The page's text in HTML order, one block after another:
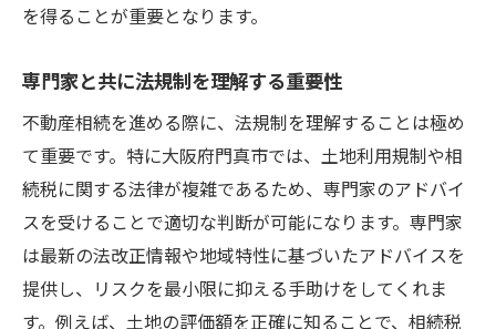
門真市の不動産制度を学ぶ
地域特化型の相続プランの作成
制度変更に伴う影響を予測する方法
地元行政機関との連携の重要性
門真市での相続ケーススタディ
地域制度を活かした資産保全策
を得ることが重要となります。
専門家と共に法規制を理解する重要性
不動産相続を進める際に、法規制を理解することは極め
て重要です。特に大阪府門真市では、土地利用規制や相
続税に関する法律が複雑であるため、専門家のアドバイ
スを受けることで適切な判断が可能になります。専門家
は最新の法改正情報や地域特性に基づいたアドバイスを
提供し、リスクを最小限に抑える手助けをしてくれま
す。例えば、土地の評価額を正確に知ることで、相続税